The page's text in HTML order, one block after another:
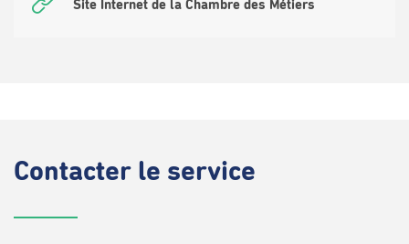
Site Internet de la Chambre des Métiers
Contacter le service